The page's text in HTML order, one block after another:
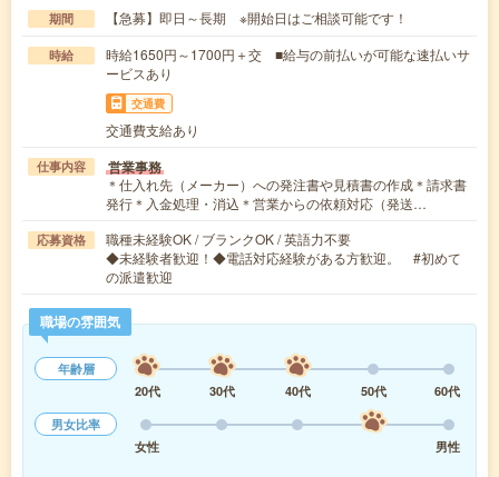
期間 【急募】即日～長期 ※開始日はご相談可能です！
時給
時給1650円～1700円＋交 ■給与の前払いが可能な速払いサ
ービスあり
交通費
交通費支給あり
仕事内容 営業事務
＊仕入れ先（メーカー）への発注書や見積書の作成＊請求書
発行＊入金処理・消込＊営業からの依頼対応（発送…
応募資格
職種未経験OK / ブランクOK / 英語力不要
◆未経験者歓迎！◆電話対応経験がある方歓迎。 #初めて
の派遣歓迎
職場の雰囲気
年齢層
20代
30代 40代 50代
60代
男女比率
女性
男性